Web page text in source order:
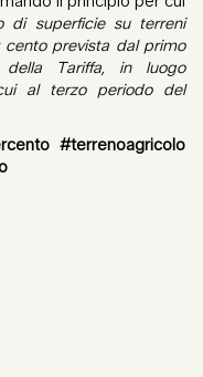
di superficie su terreni
prevista dal primo
della Tariffa, in luogo
al terzo periodo del
#terrenoagricolo